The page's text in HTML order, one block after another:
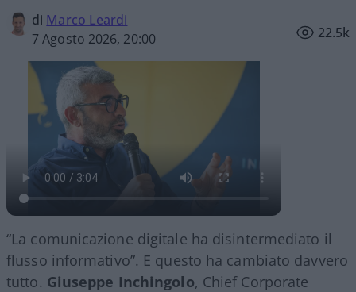
di Marco Leardi
7 Agosto 2026, 20:00
22.5k
“La comunicazione digitale ha disintermediato il
flusso informativo”. E questo ha cambiato davvero
tutto. Giuseppe Inchingolo, Chief Corporate